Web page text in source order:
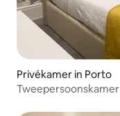
Privékamer in Porto
Tweepersoonskamer